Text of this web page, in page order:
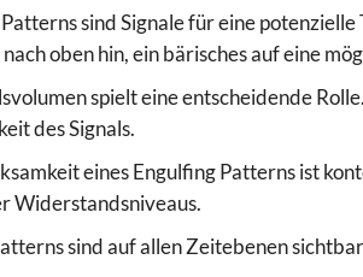
sind Signale für eine
oben hin, ein bärisches auf eine
spielt eine entscheidende
des Signals.
eines Engulfing Patterns ist
Widerstandsniveaus.
sind auf allen Zeitebenen